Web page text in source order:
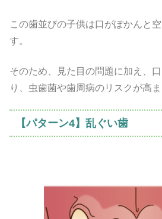
この歯並びの子供は口がぽかんと
す。
そのため、見た目の問題に加え、
り、虫歯菌や歯周病のリスクが高ま
【パターン4】乱ぐい歯